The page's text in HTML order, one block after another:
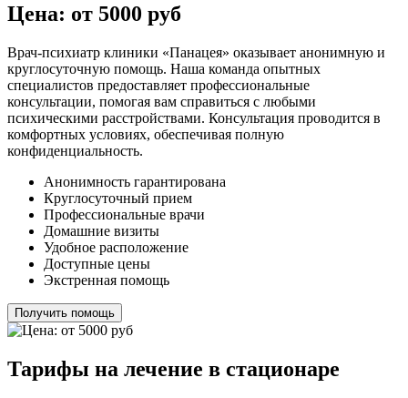
Цена: от 5000 руб
Врач-психиатр клиники «Панацея» оказывает анонимную и
круглосуточную помощь. Наша команда опытных
специалистов предоставляет профессиональные
консультации, помогая вам справиться с любыми
психическими расстройствами. Консультация проводится в
комфортных условиях, обеспечивая полную
конфиденциальность.
Анонимность гарантирована
Круглосуточный прием
Профессиональные врачи
Домашние визиты
Удобное расположение
Доступные цены
Экстренная помощь
Получить помощь
Тарифы на лечение в стационаре